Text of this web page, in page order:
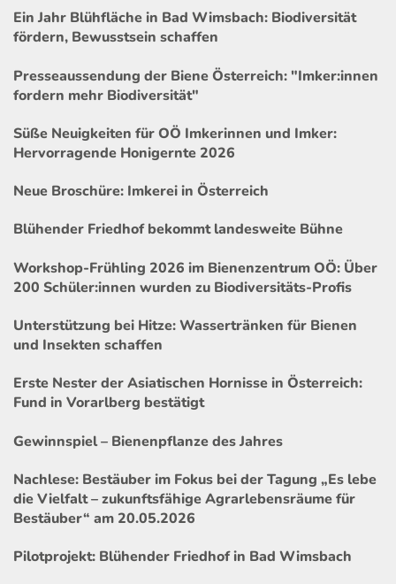
Ein Jahr Blühfläche in Bad Wimsbach: Biodiversität
fördern, Bewusstsein schaffen
Presseaussendung der Biene Österreich: "Imker:innen
fordern mehr Biodiversität"
Süße Neuigkeiten für OÖ Imkerinnen und Imker:
Hervorragende Honigernte 2026
Neue Broschüre: Imkerei in Österreich
Blühender Friedhof bekommt landesweite Bühne
Workshop-Frühling 2026 im Bienenzentrum OÖ: Über
200 Schüler:innen wurden zu Biodiversitäts-Profis
Unterstützung bei Hitze: Wassertränken für Bienen
und Insekten schaffen
Erste Nester der Asiatischen Hornisse in Österreich:
Fund in Vorarlberg bestätigt
Gewinnspiel – Bienenpflanze des Jahres
Nachlese: Bestäuber im Fokus bei der Tagung „Es lebe
die Vielfalt – zukunftsfähige Agrarlebensräume für
Bestäuber“ am 20.05.2026
Pilotprojekt: Blühender Friedhof in Bad Wimsbach